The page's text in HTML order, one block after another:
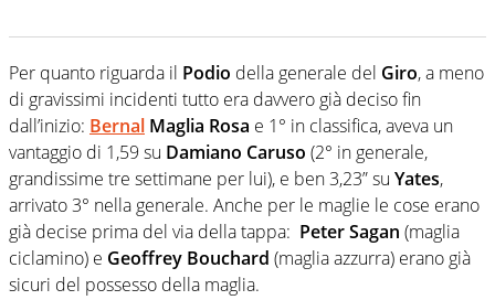
Per quanto riguarda il Podio della generale del Giro, a meno
di gravissimi incidenti tutto era davvero già deciso fin
dall’inizio: Bernal Maglia Rosa e 1° in classifica, aveva un
vantaggio di 1,59 su Damiano Caruso (2° in generale,
grandissime tre settimane per lui), e ben 3,23” su Yates,
arrivato 3° nella generale. Anche per le maglie le cose erano
già decise prima del via della tappa: Peter Sagan (maglia
ciclamino) e Geoffrey Bouchard (maglia azzurra) erano già
sicuri del possesso della maglia.